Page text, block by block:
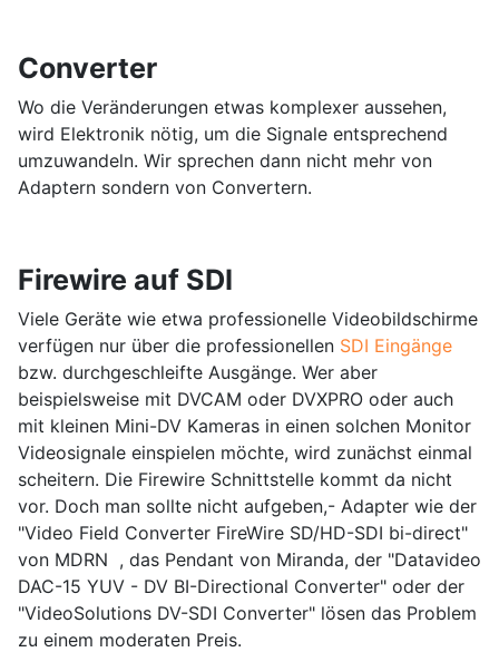
Converter
Wo die Veränderungen etwas komplexer aussehen,
wird Elektronik nötig, um die Signale entsprechend
umzuwandeln. Wir sprechen dann nicht mehr von
Adaptern sondern von Convertern.
Firewire auf SDI
Viele Geräte wie etwa professionelle Videobildschirme
verfügen nur über die professionellen SDI Eingänge
bzw. durchgeschleifte Ausgänge. Wer aber
beispielsweise mit DVCAM oder DVXPRO oder auch
mit kleinen Mini-DV Kameras in einen solchen Monitor
Videosignale einspielen möchte, wird zunächst einmal
scheitern. Die Firewire Schnittstelle kommt da nicht
vor. Doch man sollte nicht aufgeben,- Adapter wie der
"Video Field Converter FireWire SD/HD-SDI bi-direct"
von MDRN , das Pendant von Miranda, der "Datavideo
DAC-15 YUV - DV BI-Directional Converter" oder der
"VideoSolutions DV-SDI Converter" lösen das Problem
zu einem moderaten Preis.